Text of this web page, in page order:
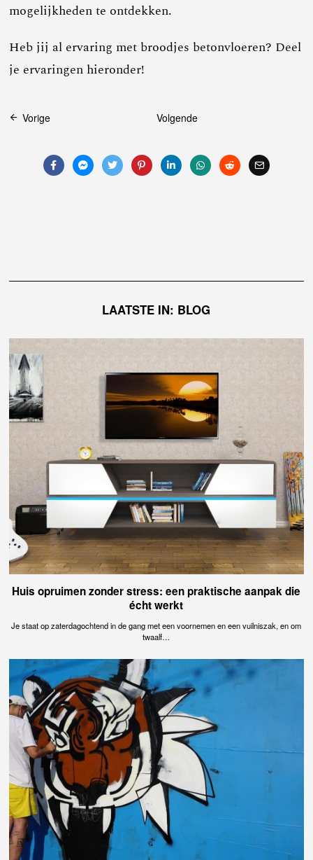
mogelijkheden te ontdekken.
Heb jij al ervaring met broodjes betonvloeren? Deel
je ervaringen hieronder!
Bericht
navigatie
Vorige Volgende
LAATSTE IN: BLOG
Huis opruimen zonder stress: een praktische aanpak die
écht werkt
Je staat op zaterdagochtend in de gang met een voornemen en een vuilniszak, en om
twaalf…